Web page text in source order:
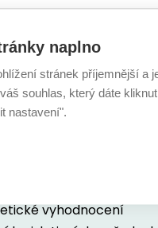
Další
vyhodnocení
naplno
stránek příjemnější a
souhlas, který dáte
nastavení".